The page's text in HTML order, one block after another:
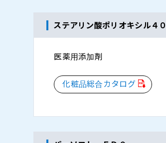
ステアリン酸ポリオキシル４０
医薬用添加剤
化粧品総合カタログ